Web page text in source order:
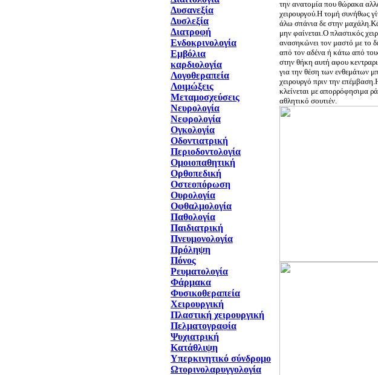
Δυσανεξία
Δυσλεξία
Διατροφή
Ενδοκρινολογία
Εμβόλια
καρδιολογία
Λογοθεραπεία
Λοιμώξεις
Μεταμοσχεύσεις
Νευρολογία
Νεφρολογία
Ογκολογία
Οδοντιατρική
Περιοδοντολογία
Ομοιοπαθητική
Ορθοπεδική
Οστεοπόρωση
Ουρολογία
Οφθαλμολογία
Παθολογία
Παιδιατρική
Πνευμονολογία
Πρόληψη
Πόνος
Ρευματολογία
Φάρμακα
Φυσικοθεραπεία
Χειρουργική
Πλαστική χειρουργική
Πελματογραφία
Ψυχιατρική
Κατάθλιψη
Υπερκινητικό σύνδρομο
Ωτορινολαρυγγολογία
την ανατομία που θώρακα
χειρουργού.Η τομή συνήθως
άλω σπάνια δε στην
μην φαίνεται.Ο πλαστικός
ανασηκώνει τον μαστό με το
από τον αδένα ή κάτω από
στην θήκη αυτή αφου
για την θέση των ενθεμάτων
χειρουργό πριν την
κλείνεται με απορρόφησιμα
αθλητικό σουτιέν.